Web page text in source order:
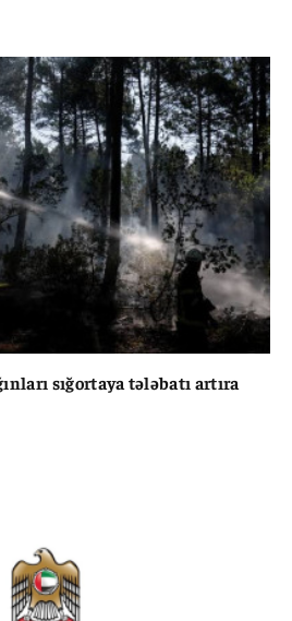
sığortaya tələbatı artıra